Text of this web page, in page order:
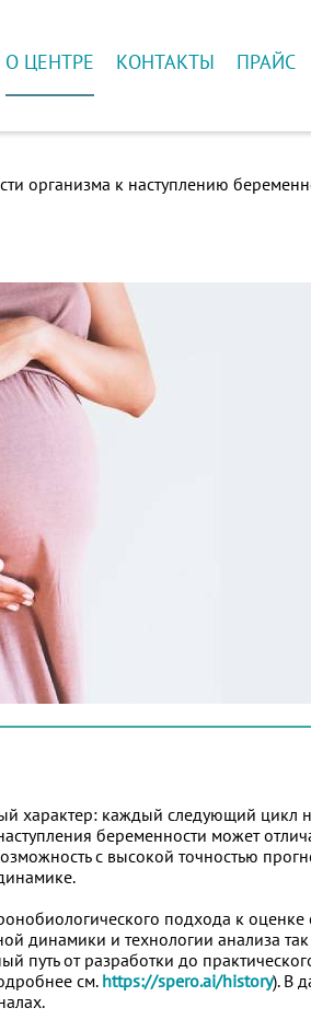
О ЦЕНТРЕ КОНТАКТЫ ПРАЙС
организма к наступлению
характер: каждый следующий цикл
беременности может
с высокой точностью
подхода к оценке
динамики и технологии анализа так
путь от разработки до
см. https://spero.ai/history). В